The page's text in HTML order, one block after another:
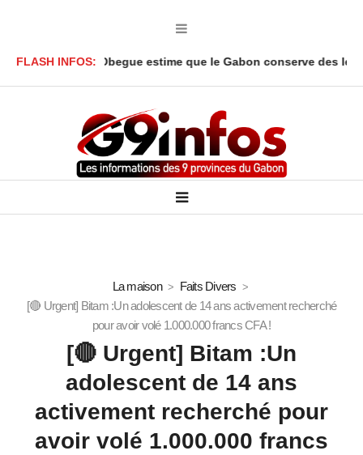
FLASH INFOS:
Onanga Y’Obegue estime que le Gabon conserve des leviers
La maison
Faits Divers
[🔴 Urgent] Bitam :Un adolescent de 14 ans activement recherché
pour avoir volé 1.000.000 francs CFA !
[🔴 Urgent] Bitam :Un
adolescent de 14 ans
activement recherché pour
avoir volé 1.000.000 francs